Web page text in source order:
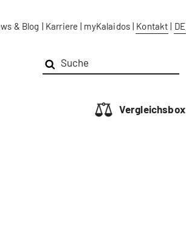
& Blog | Karriere | myKalaidos | Kontakt | DE
Vergleichsbox